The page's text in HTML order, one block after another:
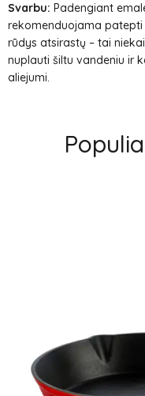
Svarbu: Padengiant
rekomenduojama patepti
rūdys atsirastų – tai
nuplauti šiltu vandeniu ir
aliejumi.